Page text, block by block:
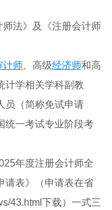
法》及《注册会计师
计师、高级经济师和高
计学相关学科副教
员（简称免试申请
统一考试专业阶段考
年度注册会计师全
请表》（申请表在省
43.html下载）一式三